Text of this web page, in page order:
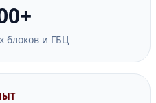
блоков и ГБЦ